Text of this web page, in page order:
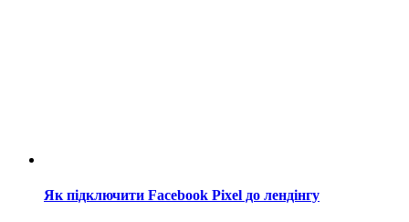
Як підключити Facebook Pixel до лендінгу